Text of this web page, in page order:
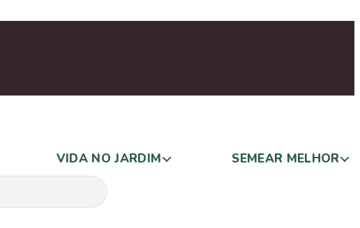
VIDA NO JARDIM SEMEAR MELHOR